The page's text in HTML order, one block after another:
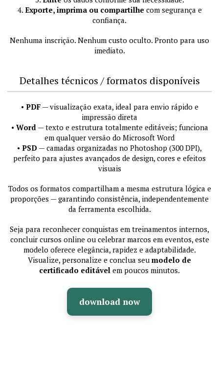
4. Exporte, imprima ou compartilhe com segurança e
confiança.
Nenhuma inscrição. Nenhum custo oculto. Pronto para uso
imediato.
Detalhes técnicos / formatos disponíveis
• PDF— visualização exata, ideal para envio rápido e
impressão direta
• Word— texto e estrutura totalmente editáveis; funciona
em qualquer versão do Microsoft Word
• PSD — camadas organizadas no Photoshop (300 DPI),
perfeito para ajustes avançados de design, cores e efeitos
visuais
Todos os formatos compartilham a mesma estrutura lógica e
proporções — garantindo consistência, independentemente
da ferramenta escolhida.
Seja para reconhecer conquistas em treinamentos internos,
concluir cursos online ou celebrar marcos em eventos, este
modelo oferece elegância, rapidez e adaptabilidade.
Visualize, personalize e conclua seu modelo de
certificado editável em poucos minutos.
download now